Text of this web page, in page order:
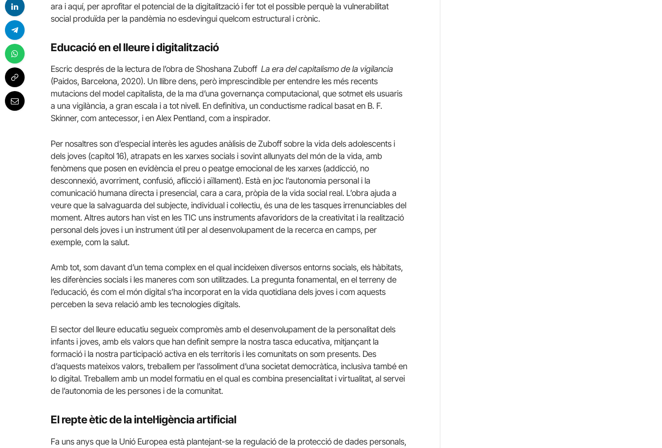
ara i aquí, per aprofitar el potencial de la digitalització i fer tot el possible perquè la vulnerabilitat
social produïda per la pandèmia no esdevingui quelcom estructural i crònic.
Educació en el lleure i digitalització
Escric després de la lectura de l’obra de Shoshana Zuboff La era del capitalismo de la vigilancia
(Paidos, Barcelona, 2020). Un llibre dens, però imprescindible per entendre les més recents
mutacions del model capitalista, de la ma d’una governança computacional, que sotmet els usuaris
a una vigilància, a gran escala i a tot nivell. En definitiva, un conductisme radical basat en B. F.
Skinner, com antecessor, i en Alex Pentland, com a inspirador.
Per nosaltres son d’especial interès les agudes anàlisis de Zuboff sobre la vida dels adolescents i
dels joves (capítol 16), atrapats en les xarxes socials i sovint allunyats del món de la vida, amb
fenòmens que posen en evidència el preu o peatge emocional de les xarxes (addicció, no
desconnexió, avorriment, confusió, aflicció i aïllament). Està en joc l’autonomia personal i la
comunicació humana directa i presencial, cara a cara, pròpia de la vida social real. L’obra ajuda a
veure que la salvaguarda del subjecte, individual i col·lectiu, és una de les tasques irrenunciables del
moment. Altres autors han vist en les TIC uns instruments afavoridors de la creativitat i la realització
personal dels joves i un instrument útil per al desenvolupament de la recerca en camps, per
exemple, com la salut.
Amb tot, som davant d’un tema complex en el qual incideixen diversos entorns socials, els hàbitats,
les diferències socials i les maneres com son utilitzades. La pregunta fonamental, en el terreny de
l’educació, és com el món digital s’ha incorporat en la vida quotidiana dels joves i com aquests
perceben la seva relació amb les tecnologies digitals.
El sector del lleure educatiu segueix compromès amb el desenvolupament de la personalitat dels
infants i joves, amb els valors que han definit sempre la nostra tasca educativa, mitjançant la
formació i la nostra participació activa en els territoris i les comunitats on som presents. Des
d’aquests mateixos valors, treballem per l’assoliment d’una societat democràtica, inclusiva també en
lo digital. Treballem amb un model formatiu en el qual es combina presencialitat i virtualitat, al servei
de l’autonomia de les persones i de la comunitat.
El repte ètic de la intel·ligència artificial
Fa uns anys que la Unió Europea està plantejant-se la regulació de la protecció de dades personals,